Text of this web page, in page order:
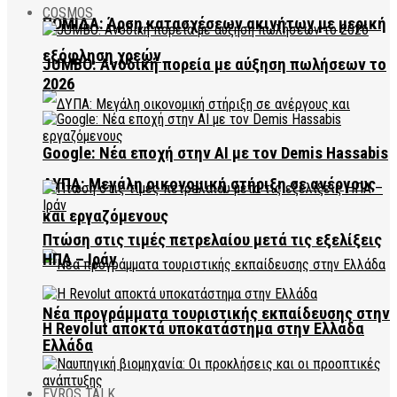
ΠΟΜΙΔΑ: Άρση κατασχέσεων ακινήτων με μερική
εξόφληση χρεών
ΔΥΠΑ: Μεγάλη οικονομική στήριξη σε ανέργους
και εργαζόμενους
Νέα προγράμματα τουριστικής εκπαίδευσης στην
Ελλάδα
EVROS TALK
COSMOS
JUMBO: Ανοδική πορεία με αύξηση πωλήσεων το
2026
Google: Νέα εποχή στην AI με τον Demis Hassabis
Πτώση στις τιμές πετρελαίου μετά τις εξελίξεις
ΗΠΑ – Ιράν
Η Revolut αποκτά υποκατάστημα στην Ελλάδα